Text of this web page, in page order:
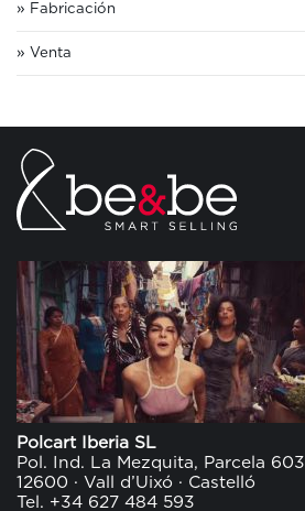
Fabricación
Venta
Polcart Iberia SL
Pol. Ind. La Mezquita, Parcela 603
12600 · Vall d’Uixó · Castelló
Tel. +34 627 484 593